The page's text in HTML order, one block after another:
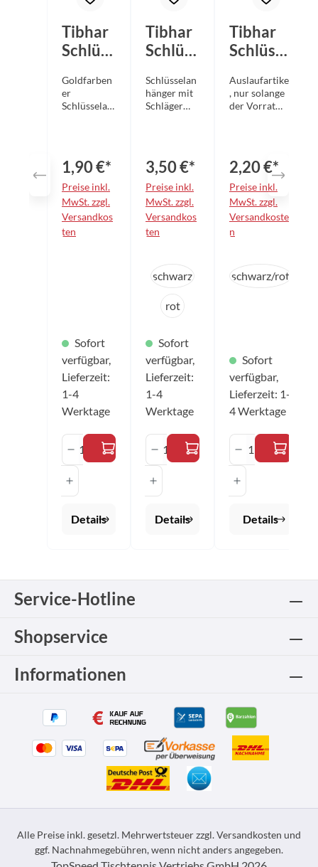
Tibhar
Schlüss
nger
schwar
Goldfarben
er
Schlüsselan
mit buntem
Schlägerbla
tt Kleine
Perle als
Ball auf
dem
1,90 €*
Preise inkl.
MwSt. zzgl.
Versandkos
ten
Sofort
verfügbar,
Lieferzeit:
1-4
Werktage
Produkt Anzahl: Gib den
Details
Tibhar
Schlüss
nger
Metalls
Schlüsselan
hänger mit
Schläger
3,50 €*
Preise inkl.
MwSt. zzgl.
Versandkos
ten
Farbeauswählen
schwarz
rot
Sofort
verfügbar,
Lieferzeit:
1-4
Werktage
Produkt Anzahl: Gib
Details
Tibhar
Schlüsse
er Mini-
Schläger
Auslaufartikel
, nur solange
der Vorrat
tatsächlichen
Lagerbestand
abweichen!
Schlüsselanhä
nger mit
Schläger mit
2,20 €*
Preise inkl.
MwSt. zzgl.
Versandkoste
n
Farbe
schwarz/rot
Sofort
verfügbar,
Lieferzeit: 1-
4 Werktage
Produkt
Details
Service-Hotline
Shopservice
Informationen
Alle Preise inkl. gesetzl. Mehrwertsteuer zzgl.Versandkosten und
ggf. Nachnahmegebühren, wenn nicht anders angegeben.